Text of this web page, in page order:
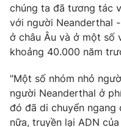
chúng ta đã tương tác
với người Neanderthal
ở châu Âu và ở một số
khoảng 40.000 năm
"Một số nhóm nhỏ
người Neanderthal ở
đó đã di chuyển ngang
nữa, truyền lại ADN